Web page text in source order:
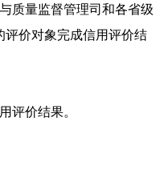
质量监督管理司和各省级
评价对象完成信用评价结
评价结果。